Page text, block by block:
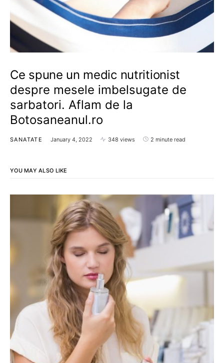
Ce spune un medic nutritionist
despre mesele imbelsugate de
sarbatori. Aflam de la
Botosaneanul.ro
SANATATE January 4, 2022 348 views 2 minute read
YOU MAY ALSO LIKE